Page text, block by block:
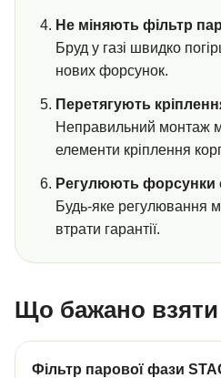
Не міняють фільтр
Бруд у газі швидко
нових форсунок.
Перетягують
Неправильний монтаж
елементи кріплення
Регулюють форсунки
Будь-яке регулювання
втрати гарантії.
Що бажано
Фільтр парової фази